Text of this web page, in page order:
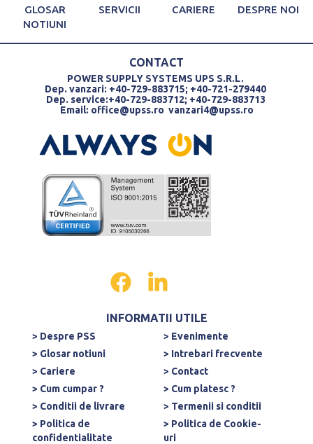
GLOSAR
NOTIUNI
SERVICII CARIERE DESPRE NOI
CONTACT
POWER SUPPLY SYSTEMS UPS S.R.L.
Dep. vanzari: +40-729-883715; +40-721-279440
Dep. service:+40-729-883712; +40-729-883713
Email: office@upss.ro vanzari4@upss.ro
INFORMATII UTILE
> Despre PSS
> Evenimente
> Glosar notiuni
> Intrebari frecvente
> Cariere
> Contact
> Cum cumpar ?
> Cum platesc ?
> Conditii de livrare
> Termenii si conditii
> Politica de
confidentialitate
> Politica de Cookie-
uri